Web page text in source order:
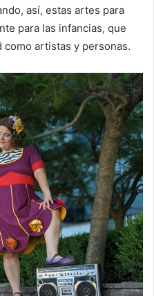
así, estas artes para
para las infancias, que
artistas y personas.